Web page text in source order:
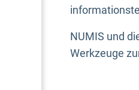
NUMIS und
Werkzeuge